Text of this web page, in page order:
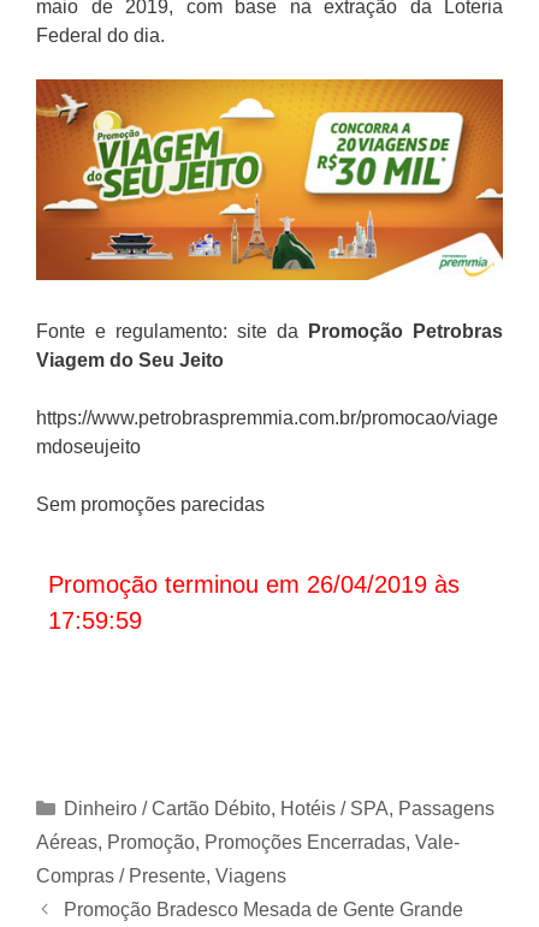
maio de 2019, com base na extração da Loteria
Federal do dia.
Fonte e regulamento: site da Promoção
Petrobras
Viagem do Seu Jeito
https://www.petrobraspremmia.com.br/promocao/viage
mdoseujeito
Sem promoções parecidas
Promoção terminou em 26/04/2019 às
17:59:59
Categorias
Dinheiro / Cartão Débito, Hotéis / SPA, Passagens
Aéreas, Promoção, Promoções Encerradas, Vale-
Compras / Presente, Viagens
Promoção Bradesco Mesada de Gente Grande